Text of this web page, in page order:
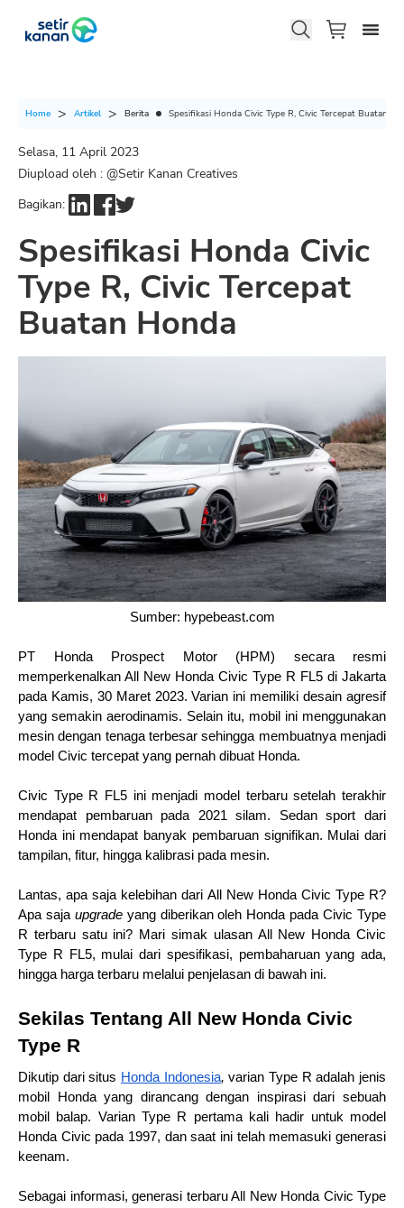
Home Artikel Berita Spesifikasi Honda Civic Type R, Civic Tercepat Buatan
Selasa, 11 April 2023
Diupload oleh : @Setir Kanan Creatives
Bagikan:
Spesifikasi Honda Civic
Type R, Civic Tercepat
Buatan Honda
Sumber: hypebeast.com
PT Honda Prospect Motor (HPM) secara resmi
memperkenalkan All New Honda Civic Type R FL5 di Jakarta
pada Kamis, 30 Maret 2023. Varian ini memiliki desain agresif
yang semakin aerodinamis. Selain itu, mobil ini menggunakan
mesin dengan tenaga terbesar sehingga membuatnya menjadi
model Civic tercepat yang pernah dibuat Honda.
Civic Type R FL5 ini menjadi model terbaru setelah terakhir
mendapat pembaruan pada 2021 silam. Sedan sport dari
Honda ini mendapat banyak pembaruan signifikan. Mulai dari
tampilan, fitur, hingga kalibrasi pada mesin.
Lantas, apa saja kelebihan dari All New Honda Civic Type R?
Apa saja upgrade yang diberikan oleh Honda pada Civic Type
R terbaru satu ini? Mari simak ulasan All New Honda Civic
Type R FL5, mulai dari spesifikasi, pembaharuan yang ada,
hingga harga terbaru melalui penjelasan di bawah ini.
Sekilas Tentang All New Honda Civic
Type R
Dikutip dari situs Honda Indonesia, varian Type R adalah jenis
mobil Honda yang dirancang dengan inspirasi dari sebuah
mobil balap. Varian Type R pertama kali hadir untuk model
Honda Civic pada 1997, dan saat ini telah memasuki generasi
keenam.
Sebagai informasi, generasi terbaru All New Honda Civic Type